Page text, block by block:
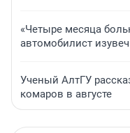
«Четыре месяца
автомобилист
Ученый АлтГУ
комаров в августе